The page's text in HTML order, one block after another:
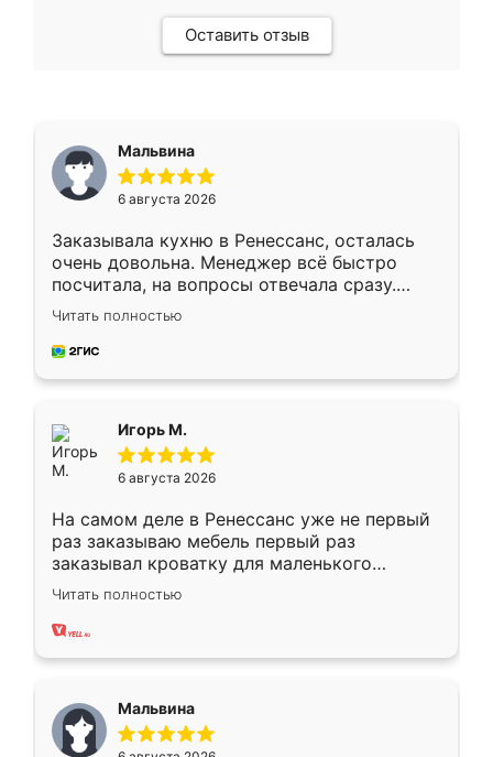
Оставить отзыв
Мальвина
6 августа 2026
Заказывала кухню в Ренессанс, осталась
очень довольна. Менеджер всё быстро
посчитала, на вопросы отвечала сразу.
Замерщик приехал в субботу, подошёл к
делу со всей ответственностью. Собрали
за день, ребята работали аккуратно, даже
Читать полностью
Игорь М.
6 августа 2026
На самом деле в Ренессанс уже не первый
раз заказываю мебель первый раз
заказывал кроватку для маленького
ребёнка при его рождении ,во второй раз
заказал шкаф-купе. По качеству очень
хорошее сборка достаточно быстрая,
меньше, здесь же он более разнообразный.
Мне нравится ,если что-то потребуется из
Читать полностью
Мальвина